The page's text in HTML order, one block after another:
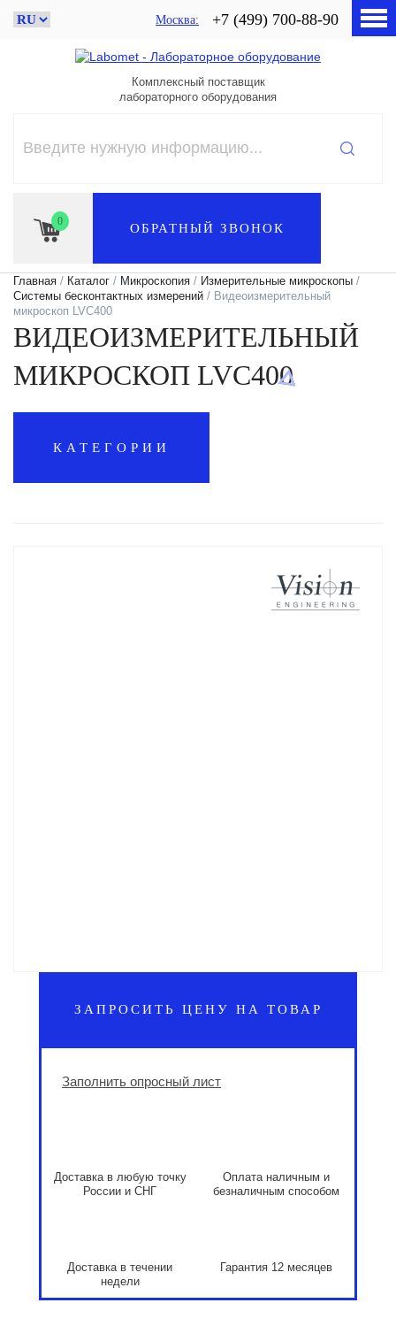
Москва +7 (499) 700-88-90
Комплексный поставщик
лабораторного оборудования
0 ОБРАТНЫЙ ЗВОНОК
Главная / Каталог / Микроскопия / Измерительные микроскопы /
Системы бесконтактных измерений / Видеоизмерительный
микроскоп LVC400
ВИДЕОИЗМЕРИТЕЛЬНЫЙ
МИКРОСКОП LVC400
КАТЕГОРИИ
ЗАПРОСИТЬ ЦЕНУ НА ТОВАР
Заполнить опросный лист
Доставка в любую точку
России и СНГ
Оплата наличным и
безналичным способом
Доставка в течении
недели
Гарантия 12 месяцев